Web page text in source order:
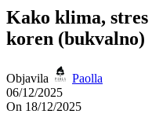
Kako klima,
koren (bukvalno)
Objavila
Paolla
06/12/2025
On 18/12/2025